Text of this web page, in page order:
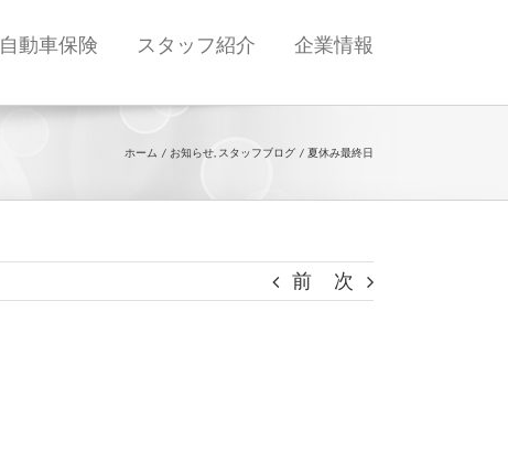
自動車保険 スタッフ紹介 企業情報
ホーム お知らせ スタッフブログ 夏休み最終日
前 次